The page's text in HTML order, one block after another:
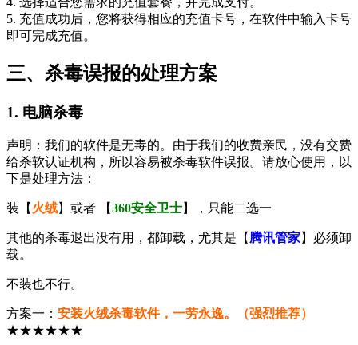
5. 充值成功后，您将获得相应的充值卡号，在软件中输入卡号
即可完成充值。
三、杀毒误报的处理方案
1. 电脑杀毒
声明：我们的软件是无毒的。由于我们的收费亲民，没有交费
给杀软认证机构，所以容易被杀毒软件误报。请放心使用，以
下是处理方法：
装【 火绒】或者 【360安全卫士】，只能二选一
其他的杀毒退出没有用，都卸载，尤其是【 腾讯管家】必须卸
载。
不装也不行。
方案一： 安装火绒杀毒软件，一劳永逸。（强烈推荐）
★★★★★★